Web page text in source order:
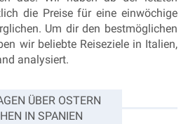
die Preise für eine einwöchige
Um dir den bestmöglichen
wir beliebte Reiseziele in Italien,
analysiert.
ÜBER OSTERN
IN SPANIEN